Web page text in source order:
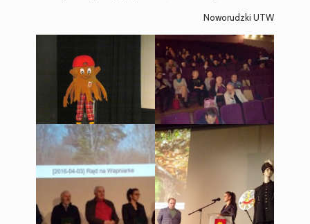
Noworudzki UTW